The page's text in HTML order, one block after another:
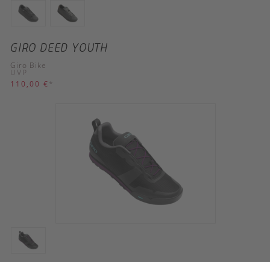
GIRO DEED YOUTH
Giro Bike
UVP
110,00 € *